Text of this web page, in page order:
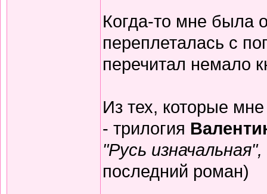
Когда-то мне была
переплеталась с
перечитал немало
Из тех, которые
- трилогия
"Русь
последний роман)